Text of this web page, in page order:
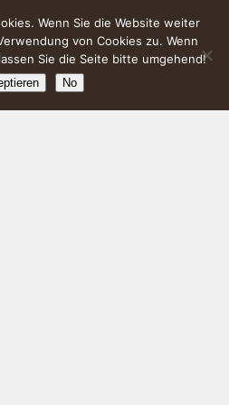
Wenn Sie die Website weiter
von Cookies zu. Wenn
Sie die Seite bitte umgehend!
No